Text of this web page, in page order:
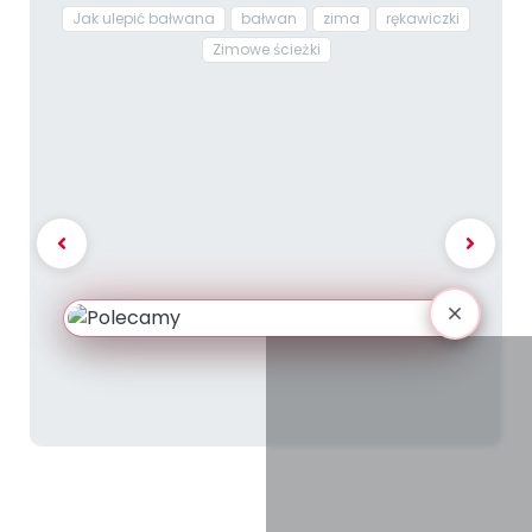
Jak ulepić bałwana bałwan zima
rękawiczki
Zimowe ścieżki